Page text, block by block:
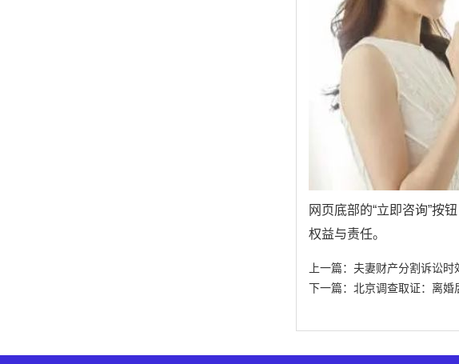
网页底部的“立即咨询”按
权益与责任。
上一篇： 夫妻财产分割诉讼时
下一篇： 北京调查取证：离婚